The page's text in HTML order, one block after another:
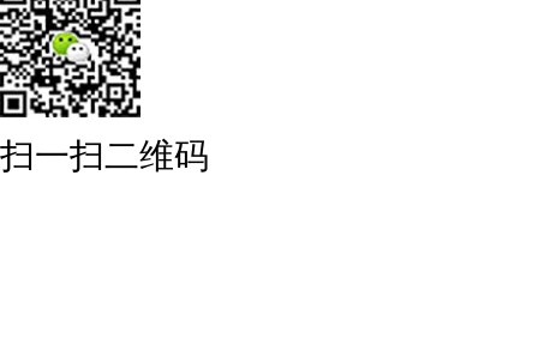
扫一扫二维码